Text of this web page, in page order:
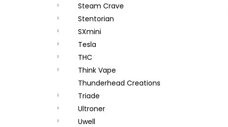
Steam Crave
Stentorian
SXmini
Tesla
THC
Think Vape
Thunderhead Creations
Triade
Ultroner
Uwell